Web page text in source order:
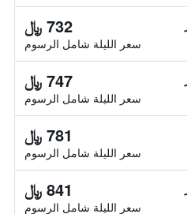
732 ﷼
سعر الليلة شامل الرسوم
747 ﷼
سعر الليلة شامل الرسوم
781 ﷼
سعر الليلة شامل الرسوم
841 ﷼
سعر الليلة شامل الرسوم